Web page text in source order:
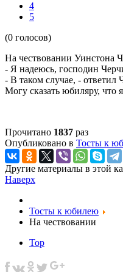
4
5
(0 голосов)
На чествовании Уинстона
- Я надеюсь, господин
- В таком случае, - ответил
Могу сказать юбиляру, что
Прочитано 1837 раз
Опубликовано в Тосты к
Другие материалы в этой
Наверх
Тосты к юбилею
На чествовании
Top